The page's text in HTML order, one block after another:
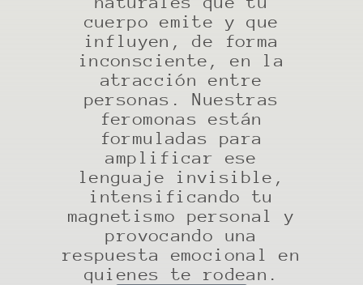
cuerpo emite y que
influyen, de forma
inconsciente, en la
atracción entre
personas. Nuestras
feromonas están
formuladas para
amplificar ese
lenguaje invisible,
intensificando tu
magnetismo personal y
provocando una
respuesta emocional en
quienes te rodean.